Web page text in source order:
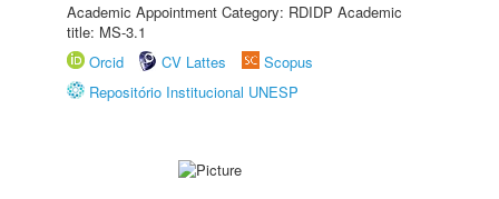
Academic Appointment Category: RDIDP Academic
title: MS-3.1
Orcid
CV Lattes
Scopus
Repositório Institucional UNESP